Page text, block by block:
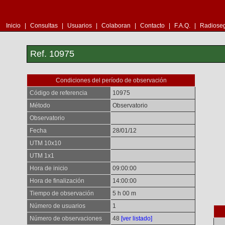
Inicio Consultas Usuarios Colaboran Contacto F.A.Q.
Ref. 10975
Condiciones del período de observación
Código de referencia
10975
Método
Observatorio
Observatorio
Fecha
28/01/12
UTM 10x10
UTM 1x1
Hora de inicio
09:00:00
Hora de finalización
14:00:00
Tiempo de observación
5 h 00 m
Número de usuarios
1
Número de observaciones
48 [ver listado]